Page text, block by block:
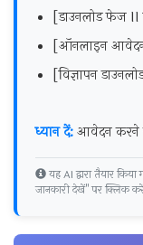
[डाउनलोड फेज II
[ऑनलाइन
[विज्ञापन
ध्यान दें:आवेदन करने
यह AI द्वारा तैयार
जानकारी देखें" पर क्लिक